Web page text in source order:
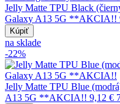
Jelly Matte TPU Black
Galaxy A13 5G **AKCIA!!
Kúpiť
na sklade
-22%
Jelly Matte TPU Blue
A13 5G **AKCIA!! 9,12 €